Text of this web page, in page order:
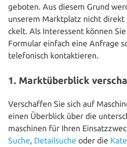
geboten. Aus diesem Grund
unserem Markt­platz nicht
ckelt. Als Inter­es­sent können
Formular einfach eine Anfrage
tele­fo­nisch kontaktieren.
1. Marktüberblick
Ver­schaf­fen Sie sich auf
einen Überblick über die
maschinen für Ihren
Suche, Detail­su­che oder die